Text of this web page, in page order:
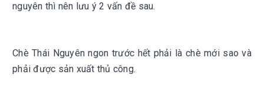
nguyên thì nên lưu ý 2 vấn đề sau.
Chè Thái Nguyên ngon trước hết phải là chè mới sao và
phải được sản xuất thủ công.